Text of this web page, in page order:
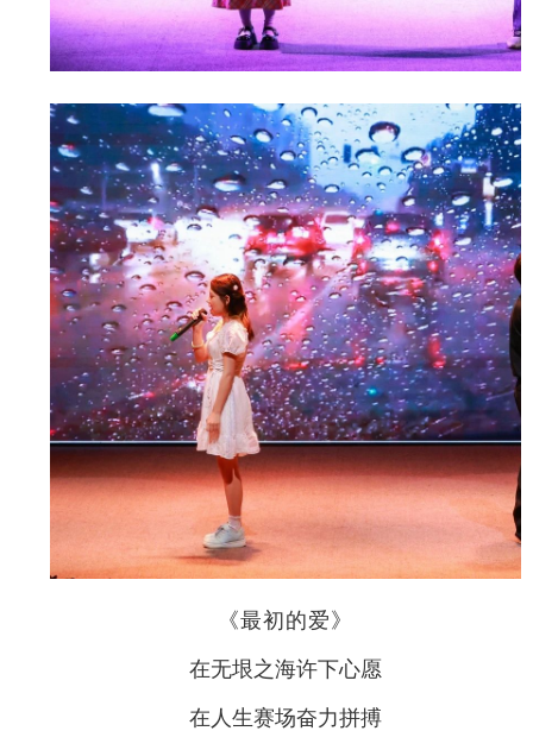
《最初的爱》
在无垠之海许下心愿
在人生赛场奋力拼搏